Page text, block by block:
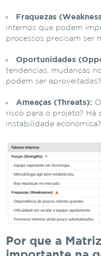
Fraquezas
internos que podem
processos precisam ser
Oportunidades
tendências, mudanças
podem ser aproveitadas?
Ameaças (Threats):
risco para o projeto? Há
instabilidade econômica?
Por que a